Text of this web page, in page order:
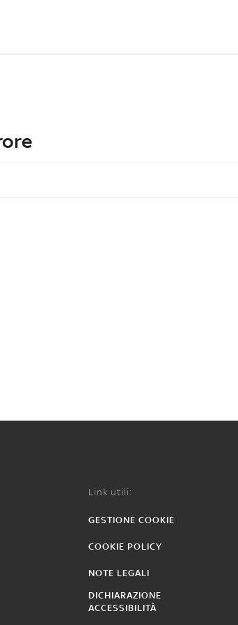
Link utili:
GESTIONE COOKIE
COOKIE POLICY
NOTE LEGALI
DICHIARAZIONE
ACCESSIBILITÀ